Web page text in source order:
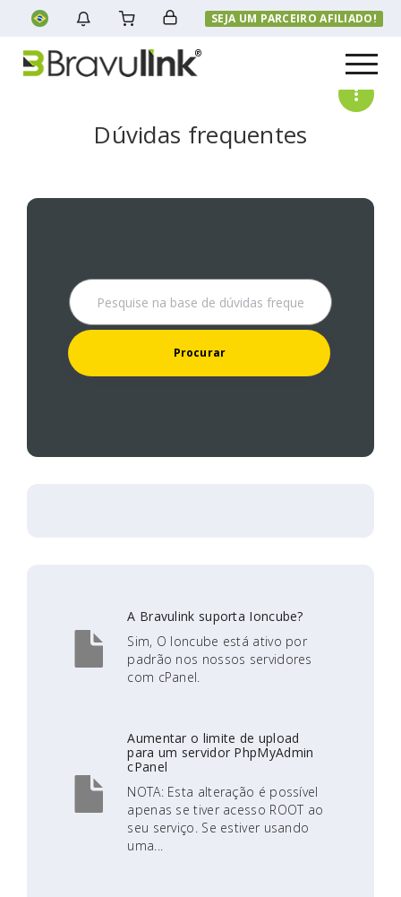
SEJA UM PARCEIRO AFILIADO!
Menu
Dúvidas frequentes
A Bravulink suporta Ioncube?
Sim, O Ioncube está ativo por
padrão nos nossos servidores
com cPanel.
Aumentar o limite de upload
para um servidor PhpMyAdmin
cPanel
NOTA: Esta alteração é possível
apenas se tiver acesso ROOT ao
seu serviço. Se estiver usando
uma...